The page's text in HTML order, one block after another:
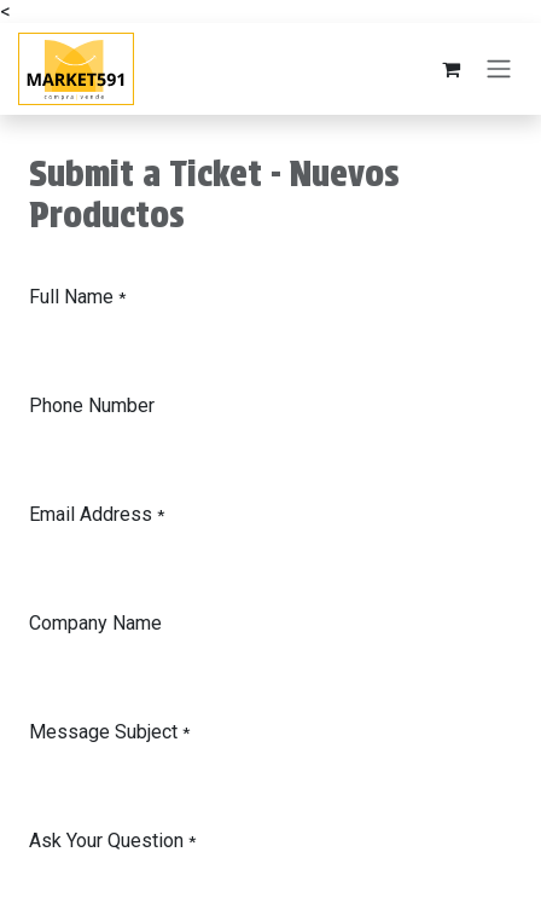
<
Ir al contenido
Submit a Ticket - Nuevos
Productos
Full Name *
Phone Number
Email Address *
Company Name
Message Subject *
Ask Your Question *